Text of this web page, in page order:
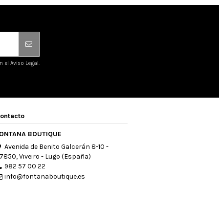
Aviso Legal.
BOUTIQUE
Avenida de Benito Galcerán 8-10 -
Viveiro - Lugo (España)
982 57 00 22
info@fontanaboutique.es